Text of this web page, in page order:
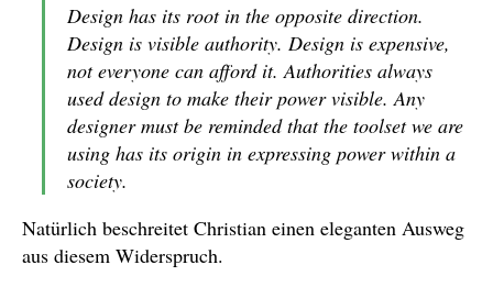
Design has its root in the opposite direction.
Design is visible authority. Design is expensive,
not everyone can afford it. Authorities always
used design to make their power visible. Any
designer must be reminded that the toolset we are
using has its origin in expressing power within a
society.
Natürlich beschreitet Christian einen eleganten Ausweg
aus diesem Widerspruch.